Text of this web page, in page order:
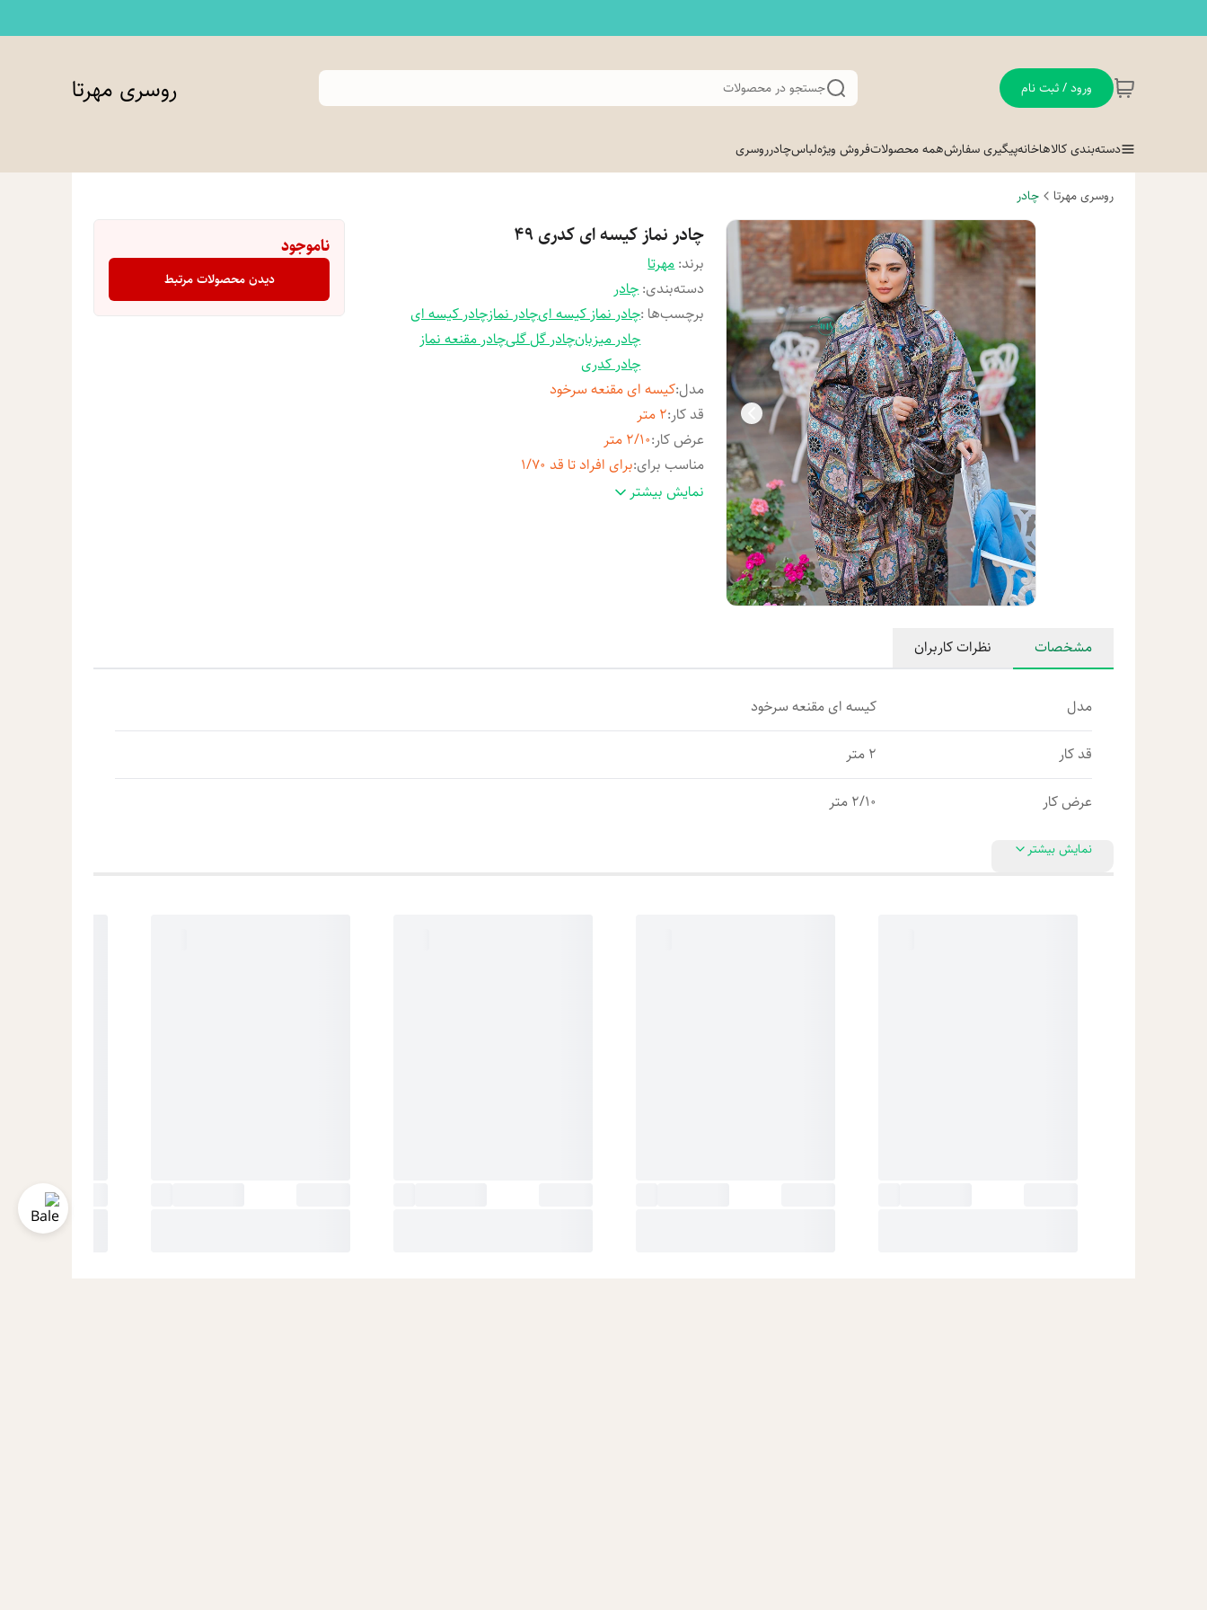
ورود / ثبت نام جستجو در محصولات روسری مهرتا
دسته‌بندی کالاهاخانهپیگیری سفارشهمه محصولاتفروش ویژهلباسچادرروسری
روسری مهرتا چادر
چادر نماز کیسه ای کدری 49
برند:مهرتا
دسته‌بندی:چادر
برچسب‌ها :چادر نماز کیسه ایچادر نمازچادر کیسه ای
چادر میزبانچادر گل گلیچادر مقنعه نماز
چادر کدری
مدل:کیسه ای مقنعه سرخود
قد کار:2 متر
عرض کار:2/10 متر
مناسب برای:برای افراد تا قد 1/70
جنس: کدری اعلا وارداتی
نمایش بیشتر
ناموجود
دیدن محصولات مرتبط
مشخصات نظرات کاربران
مدل کیسه ای مقنعه سرخود
قد کار 2 متر
عرض کار 2/10 متر
نمایش بیشتر